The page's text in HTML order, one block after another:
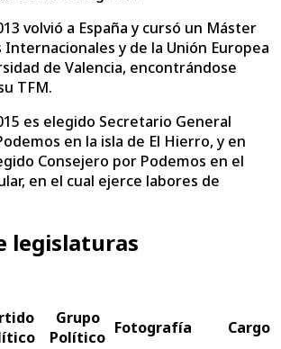
volvió a España y cursó un Máster
Internacionales y de la Unión Europea
de Valencia, encontrándose
TFM.
es elegido Secretario General
en la isla de El Hierro, y en
Consejero por Podemos en el
en el cual ejerce labores de
legislaturas
Grupo
Político Fotografía Cargo